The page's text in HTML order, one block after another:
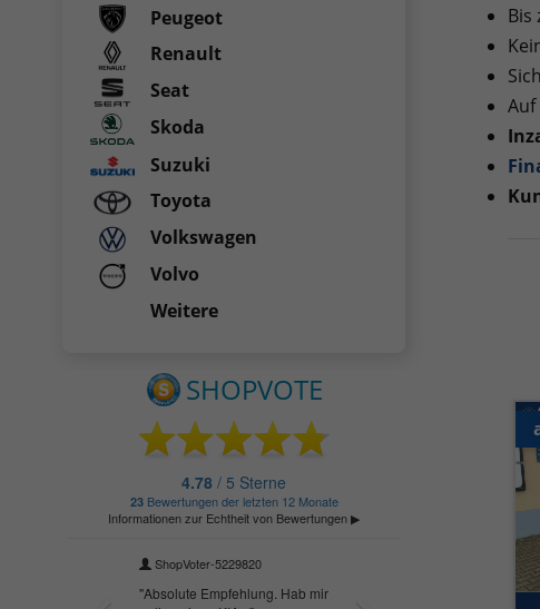
Bis
Auf
Peugeot
Renault
Seat
Skoda
Suzuki
Toyota
Volkswagen
Volvo
Weitere